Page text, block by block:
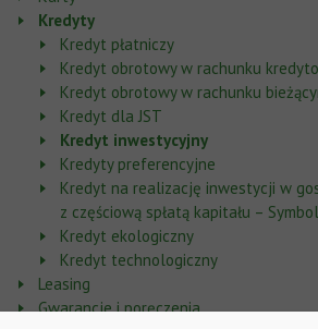
Kredyty
Kredyt płatniczy
Kredyt obrotowy w rachunku
Kredyt obrotowy w rachunku
Kredyt dla JST
Kredyt inwestycyjny
Kredyty preferencyjne
Kredyt na realizację inwestycji w
z częściową spłatą kapitału –
Kredyt ekologiczny
Kredyt technologiczny
Leasing
Gwarancje i poręczenia